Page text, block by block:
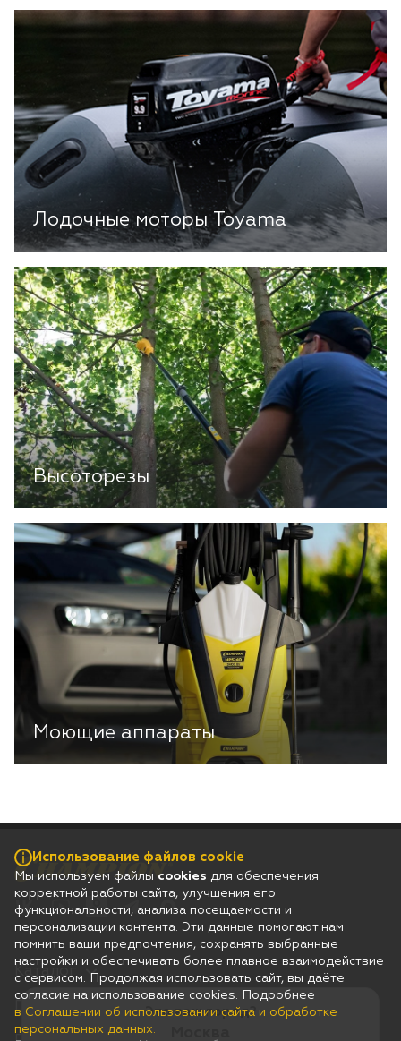
Это ваш город?
Лодочные моторы Toyama
Высоторезы
Моющие аппараты
Гарантия
Каталог
Использование файлов cookie
Мы используем файлы cookies для обеспечения
корректной работы сайта, улучшения его
функциональности, анализа посещаемости и
персонализации контента. Эти данные помогают нам
помнить ваши предпочтения, сохранять выбранные
настройки и обеспечивать более плавное взаимодействие
с сервисом. Продолжая использовать сайт, вы даёте
согласие на использование cookies. Подробнее
в Соглашении об использовании сайта и обработке
персональных данных.